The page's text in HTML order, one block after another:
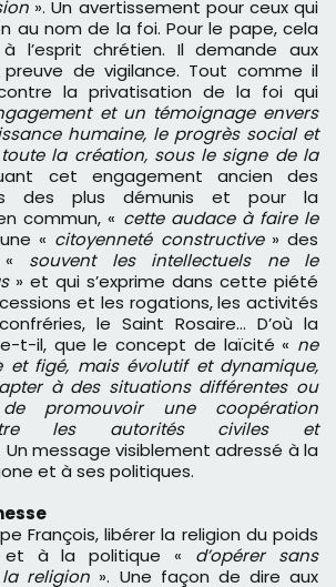
». Un avertissement pour ceux qui
au nom de la foi. Pour le pape, cela
l’esprit chrétien. Il demande aux
de vigilance. Tout comme il
la privatisation de la foi qui
et un témoignage envers
humaine, le progrès social et
la création, sous le signe de la
cet engagement ancien des
des plus démunis et pour la
commun, « cette audace à faire le
« citoyenneté constructive» des
« souvent les intellectuels ne le
» et qui s’exprime dans cette piété
et les rogations, les activités
le Saint Rosaire... D’où la
t-il, que le concept de laïcité « ne
et figé, mais évolutif et dynamique,
à des situations différentes ou
promouvoir une coopération
les autorités civiles et
Un message visiblement adressé à la
et à ses politiques.
François, libérer la religion du poids
et à la politique « d’opérer sans
religion ». Une façon de dire aux